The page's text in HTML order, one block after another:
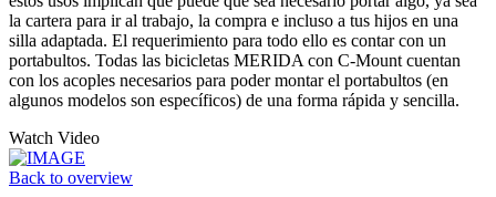
la cartera para ir al trabajo, la compra e incluso a tus hijos en una
silla adaptada. El requerimiento para todo ello es contar con un
portabultos. Todas las bicicletas MERIDA con C-Mount cuentan
con los acoples necesarios para poder montar el portabultos (en
algunos modelos son específicos) de una forma rápida y sencilla.
Watch Video
Back to overview